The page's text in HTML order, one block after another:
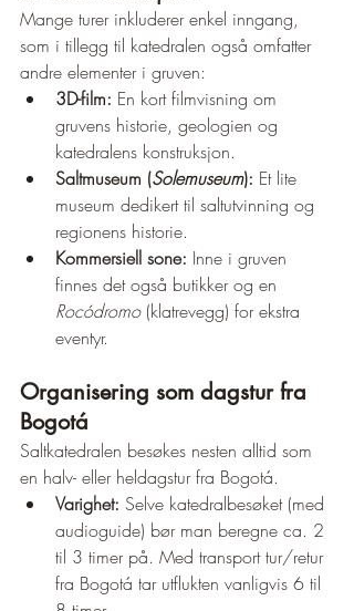
Mange turer inkluderer enkel inngang,
som i tillegg til katedralen også omfatter
andre elementer i gruven:
3D-film: En kort filmvisning om
gruvens historie, geologien og
katedralens konstruksjon.
Saltmuseum (Solemuseum): Et lite
museum dedikert til saltutvinning og
regionens historie.
Kommersiell sone: Inne i gruven
finnes det også butikker og en
Rocódromo (klatrevegg) for ekstra
eventyr.
Organisering som dagstur fra
Bogotá
Saltkatedralen besøkes nesten alltid som
en halv- eller heldagstur fra Bogotá.
Varighet: Selve katedralbesøket (med
audioguide) bør man beregne ca. 2
til 3 timer på. Med transport tur/retur
fra Bogotá tar utflukten vanligvis 6 til